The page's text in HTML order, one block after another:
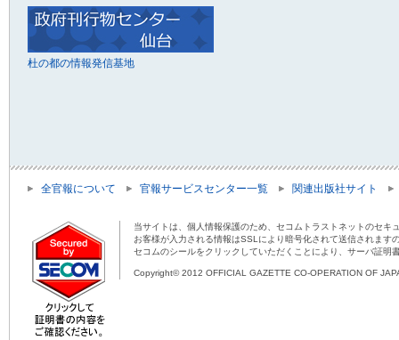
杜の都の情報発信基地
全官報について 官報サービスセンター一覧 関連出版社サイト
当サイトは、個人情報保護のため、セコムトラストネットのセキ
お客様が入力される情報はSSLにより暗号化されて送信されま
セコムのシールをクリックしていただくことにより、サーバ証明
Copyright© 2012 OFFICIAL GAZETTE CO-OPERATION OF